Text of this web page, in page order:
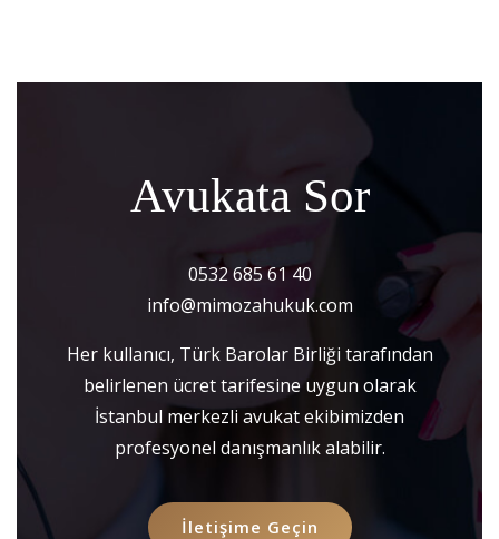
Avukata Sor
0532 685 61 40
info@mimozahukuk.com
Her kullanıcı, Türk Barolar Birliği tarafından
belirlenen ücret tarifesine uygun olarak
İstanbul merkezli avukat ekibimizden
profesyonel danışmanlık alabilir.
İletişime Geçin